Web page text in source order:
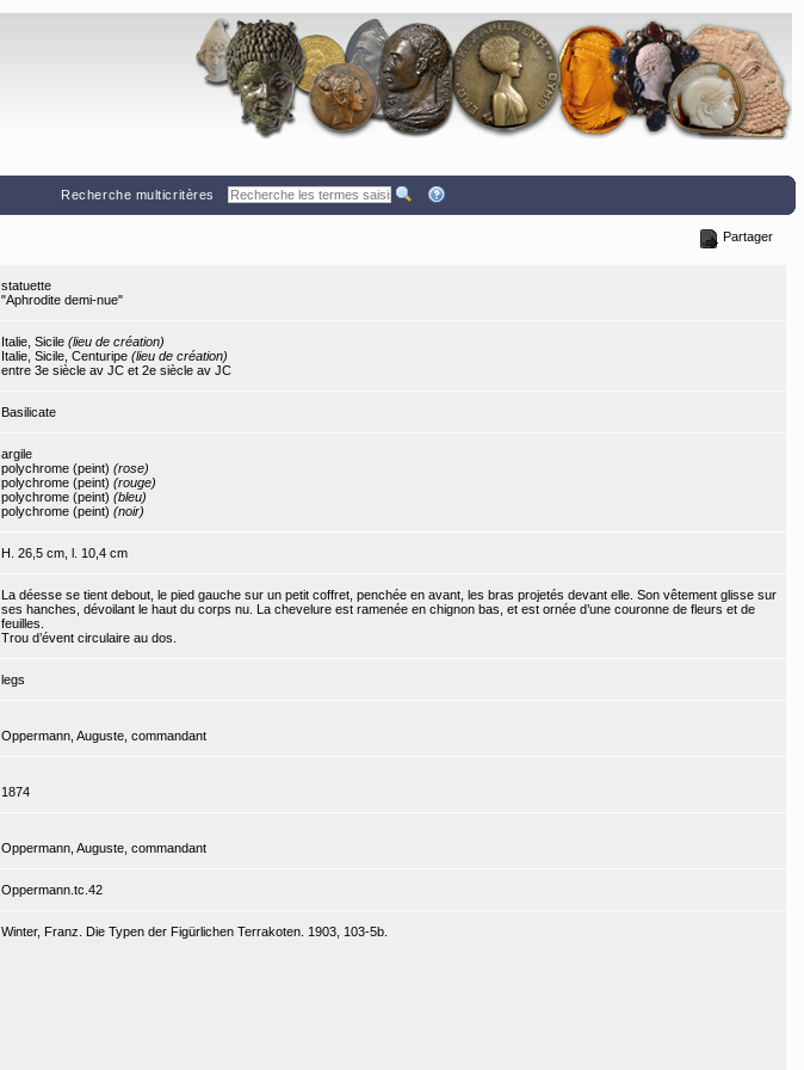
Recherche multicritères
Partager
statuette
"Aphrodite demi-nue"
Italie, Sicile (lieu de création)
Italie, Sicile, Centuripe (lieu de création)
entre 3e siècle av JC et 2e siècle av JC
Basilicate
argile
polychrome (peint) (rose)
polychrome (peint) (rouge)
polychrome (peint) (bleu)
polychrome (peint) (noir)
H. 26,5 cm, l. 10,4 cm
La déesse se tient debout, le pied gauche sur un petit coffret, penchée en avant, les bras projetés devant elle. Son vêtement glisse sur
ses hanches, dévoilant le haut du corps nu. La chevelure est ramenée en chignon bas, et est ornée d’une couronne de fleurs et de
feuilles.
Trou d’évent circulaire au dos.
legs
Oppermann, Auguste, commandant
1874
Oppermann, Auguste, commandant
Oppermann.tc.42
Winter, Franz. Die Typen der Figürlichen Terrakoten. 1903, 103-5b.